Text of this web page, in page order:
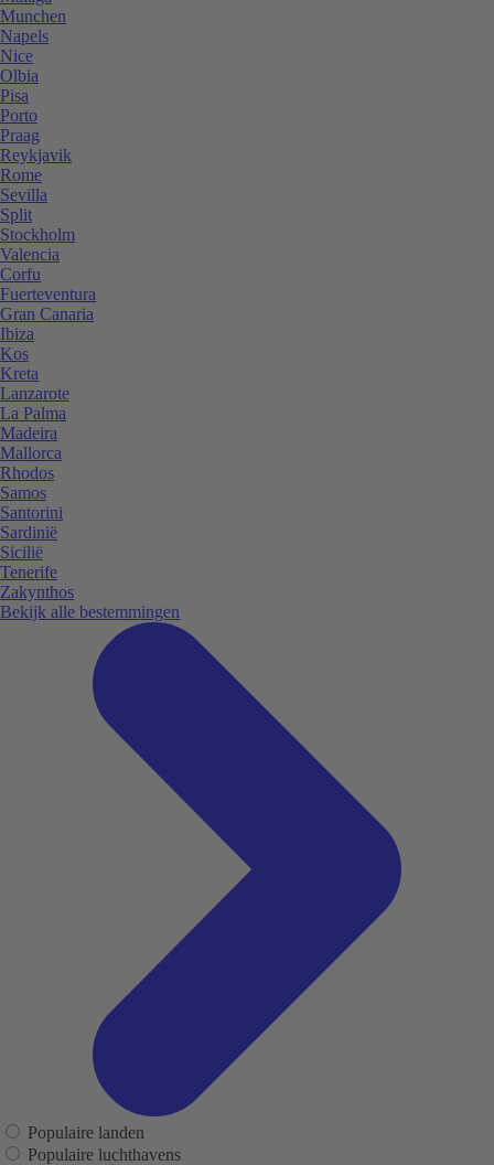
Munchen
Napels
Nice
Olbia
Pisa
Porto
Praag
Reykjavik
Rome
Sevilla
Split
Stockholm
Valencia
Corfu
Fuerteventura
Gran Canaria
Ibiza
Kos
Kreta
Lanzarote
La Palma
Madeira
Mallorca
Rhodos
Samos
Santorini
Sardinië
Sicilië
Tenerife
Zakynthos
Bekijk alle bestemmingen
Populaire landen
Populaire luchthavens